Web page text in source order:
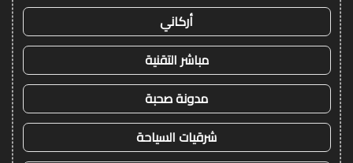
أركاني
مباشر التقنية
مدونة صحبة
شرقيات السياحة